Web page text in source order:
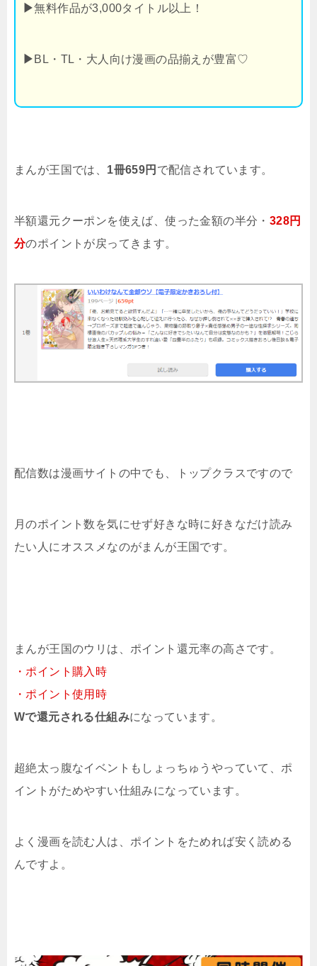
▶無料作品が3,000タイトル以上！
▶ BL・TL・大人向け漫画の品揃えが豊富♡
まんが王国では、 1冊659円 で配信されています。
半額還元クーポンを使えば、使った金額の半分・ 328円
分のポイントが戻ってきます。
配信数は漫画サイトの中でも、トップクラスですので
月のポイント数を気にせず好きな時に好きなだけ読み
たい人にオススメなのがまんが王国です。
まんが王国のウリは、ポイント還元率の高さです。
・ポイント購入時
・ポイント使用時
Wで還元される仕組みになっています。
超絶太っ腹なイベントもしょっちゅうやっていて、ポ
イントがためやすい仕組みになっています。
よく漫画を読む人は、ポイントをためれば安く読める
んですよ。